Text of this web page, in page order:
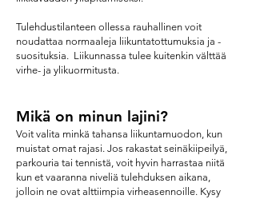
Tulehdustilanteen ollessa rauhallinen voit
noudattaa normaaleja liikuntatottumuksia ja -
suosituksia. Liikunnassa tulee kuitenkin välttää
virhe- ja ylikuormitusta.
Mikä on minun lajini?
Voit valita minkä tahansa liikuntamuodon, kun
muistat omat rajasi. Jos rakastat seinäkiipeilyä,
parkouria tai tennistä, voit hyvin harrastaa niitä
kun et vaaranna niveliä tulehduksen aikana,
jolloin ne ovat alttiimpia virheasennoille. Kysy